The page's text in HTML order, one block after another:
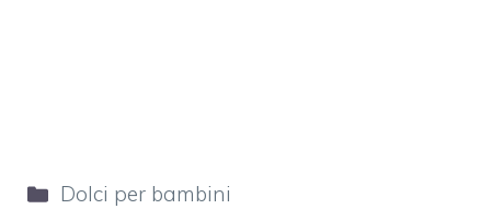
Categorie
Dolci per bambini